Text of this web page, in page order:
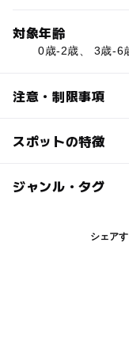
対象年齢
0歳-2歳、 3歳-6
注意・制限事項
図書スペース:◯
スポットの特徴
駐車場あり
ジャンル・タグ
シェア